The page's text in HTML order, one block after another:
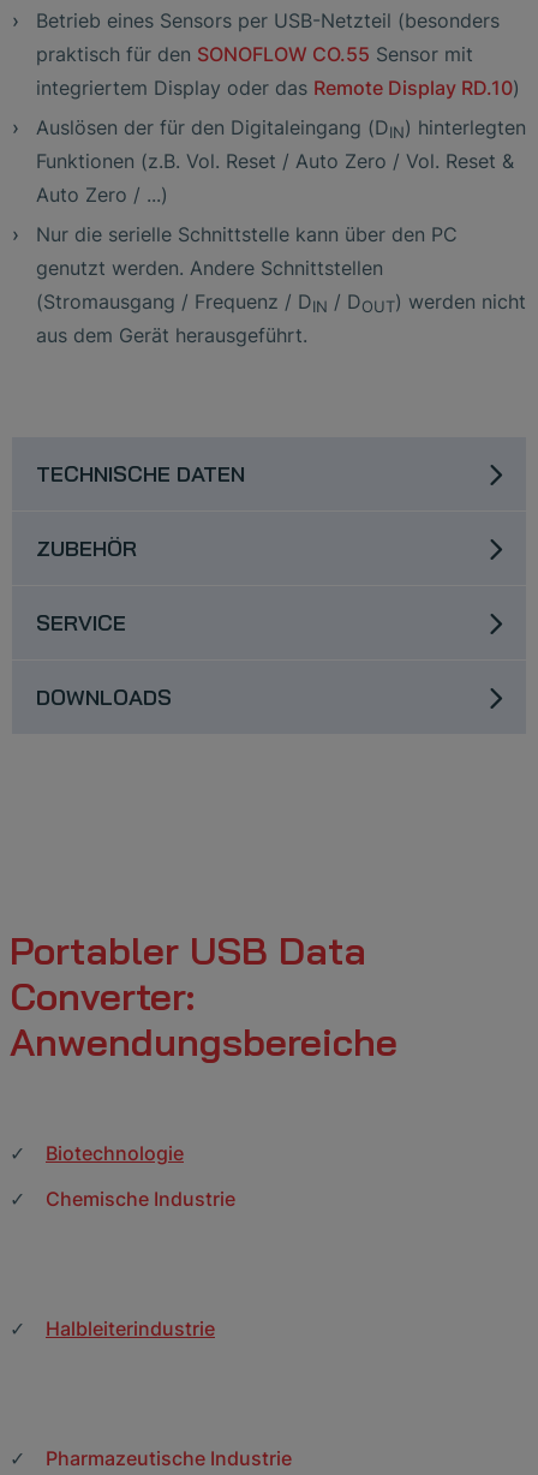
Betrieb eines Sensors per USB-Netzteil (besonders
praktisch für den SONOFLOW CO.55 Sensor mit
integriertem Display oder das Remote Display RD.10)
Auslösen der für den Digitaleingang (DIN) hinterlegten
Funktionen (z.B. Vol. Reset / Auto Zero / Vol. Reset &
Auto Zero / ...)
Nur die serielle Schnittstelle kann über den PC
genutzt werden. Andere Schnittstellen
(Stromausgang / Frequenz / DIN / DOUT) werden nicht
aus dem Gerät herausgeführt.
TECHNISCHE DATEN
ZUBEHÖR
SERVICE
DOWNLOADS
Portabler USB Data
Converter:
Anwendungsbereiche
Biotechnologie
Chemische Industrie
Halbleiterindustrie
Pharmazeutische Industrie